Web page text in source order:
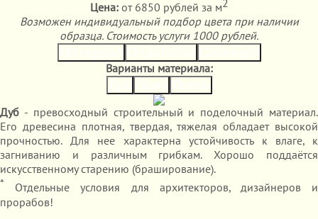
Цена: от 6850 рублей за м2
Возможен индивидуальный подбор цвета при наличии
образца. Стоимость услуги 1000 рублей.
Варианты материала:
Дуб - превосходный строительный и поделочный материал.
Его древесина плотная, твердая, тяжелая обладает высокой
прочностью. Для нее характерна устойчивость к влаге, к
загниванию и различным грибкам. Хорошо поддаётся
искусственному старению (браширование).
* Отдельные условия для архитекторов, дизайнеров и
прорабов!